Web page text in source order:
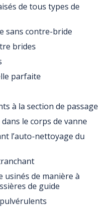
de tous types de
sans contre-bride
brides
parfaite
à la section de passage
le corps de vanne
l’auto-nettoyage du
usinés de manière à
de guide